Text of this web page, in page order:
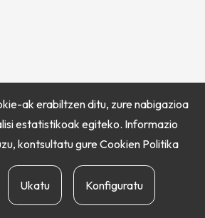
ak erabiltzen ditu, zure nabigazioa
estatistikoak egiteko. Informazio
kontsultatu gure Cookien Politika
Ukatu Konfiguratu